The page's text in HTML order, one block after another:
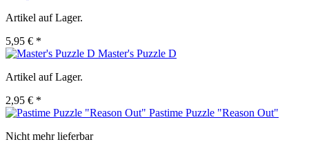
Artikel auf Lager.
5,95 € *
Master's Puzzle D
Artikel auf Lager.
2,95 € *
Pastime Puzzle "Reason Out"
Nicht mehr lieferbar